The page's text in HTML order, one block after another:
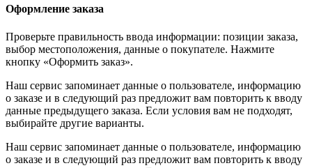
Оформление заказа
Проверьте правильность ввода информации: позиции заказа,
выбор местоположения, данные о покупателе. Нажмите
кнопку «Оформить заказ».
Наш сервис запоминает данные о пользователе, информацию
о заказе и в следующий раз предложит вам повторить к вводу
данные предыдущего заказа. Если условия вам не подходят,
выбирайте другие варианты.
Наш сервис запоминает данные о пользователе, информацию
о заказе и в следующий раз предложит вам повторить к вводу